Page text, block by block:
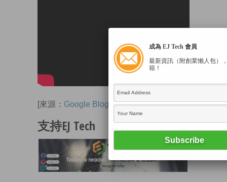
[來源： Google Blog
支持EJ Tech
成為 EJ Tech 會員
最新資訊（附創業懶人包）
箱！